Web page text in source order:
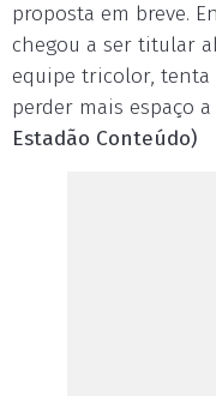
proposta em breve.
chegou a ser titular
equipe tricolor, tenta
perder mais espaço a
Estadão Conteúdo)